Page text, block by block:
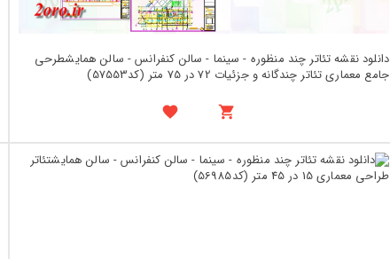
دانلود نقشه تئاتر چند منظوره - سینما - سالن کنفرانس - سالن همایشطرحی
جامع معماری تئاتر چندگانه و جزئیات 72 در 75 متر (کد57553)